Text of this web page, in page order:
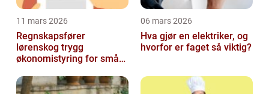
11 mars 2026
Regnskapsfører
lørenskog trygg
økonomistyring for små
06 mars 2026
Hva gjør en elektriker, og
hvorfor er faget så viktig?